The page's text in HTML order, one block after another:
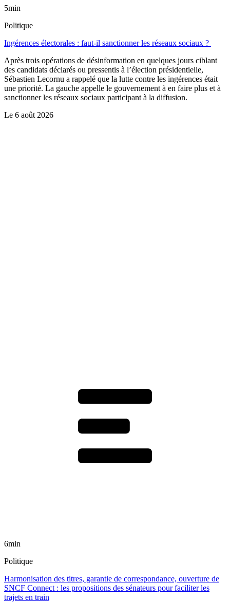
5min
Politique
Ingérences électorales : faut-il sanctionner les réseaux sociaux ?
Après trois opérations de désinformation en quelques jours ciblant
des candidats déclarés ou pressentis à l’élection présidentielle,
Sébastien Lecornu a rappelé que la lutte contre les ingérences était
une priorité. La gauche appelle le gouvernement à en faire plus et à
sanctionner les réseaux sociaux participant à la diffusion.
Le 6 août 2026
6min
Politique
Harmonisation des titres, garantie de correspondance, ouverture de
SNCF Connect : les propositions des sénateurs pour faciliter les
trajets en train